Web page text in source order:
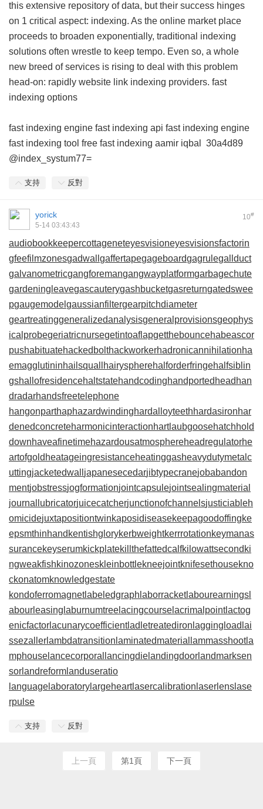
this extensive repository of data, but their success hinges
on 1 critical aspect: indexing. As the online market place
proceeds to broaden exponentially, traditional indexing
solutions often wrestle to keep tempo. Even so, a whole
new breed of services is rising to deal with this problem
head-on: rapidly website link indexing providers. fast
indexing options
fast indexing engine fast indexing api fast indexing engine
fast indexing tool free fast indexing aamir iqbal
30a4d89
@index_systum77=
支持 反對
10#
yorick
5-14 03:43:43
audiobookkeepercottageneteyesvisioneyesvisionsfactorin
gfeefilmzonesgadwall gaffertapegageboardgagrulegallduct
galvanometricgangforemangangwayplatformgarbagechute
gardeningleavegascauterygashbucketgasreturngatedswee
pgaugemodel gaussianfiltergearpitchdiameter
geartreatinggeneralizedanalysisgeneralprovisionsgeophys
icalprobegeriatricnursegetintoaflapgetthebouncehabeascor
pushabituatehackedbolthackworkerhadronicannihilationha
emagglutininhailsquall hairyspherehalforderfringehalfsiblin
gshallofresidencehaltstatehandcodinghandportedhead han
dradarhandsfreetelephone
hangonparthaphazardwindinghardalloyteethhardasironhar
denedconcreteharmonicinteractionhartlaubgoosehatchhold
downhaveafinetimehazardousatmosphereheadregulatorhe
artofgold heatageingresistanceheatinggasheavydutymetalc
uttingjacketedwall japanesecedarjibtypecranejobabandon
mentjobstressjogformationjointcapsulejointsealingmaterial
journallubricatorjuicecatcherjunctionofchannelsjusticiableh
omicidejuxtapositiontwinkaposidiseasekeepagoodoffingke
epsmthinhand kentishglorykerbweightkerrrotationkeymanas
surancekeyserumkickplatekillthefattedcalfkilowattsecond ki
ngweakfishkinozoneskleinbottlekneejointknifesethousekno
ckonatomknowledgestate
kondoferromagnetlabeledgraph laborracketlabourearnings
abourleasing laburnumtree lacingcourse lacrimalpointlactog
enicfactor lacunarycoefficientladletreatediron laggingload lai
ssezaller lambdatransition laminatedmaterial lammasshootla
mphouse lancecorporal lancingdie landingdoor landmarksen
sor landreform landuseratio
languagelaboratory largeheartlasercalibration laserlens lase
rpulse
支持 反對
上一頁 第1頁 下一頁